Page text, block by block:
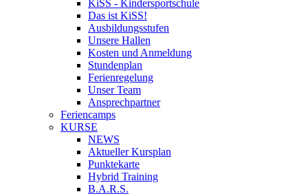
KiSS - Kindersportschule
Das ist KiSS!
Ausbildungsstufen
Unsere Hallen
Kosten und Anmeldung
Stundenplan
Ferienregelung
Unser Team
Ansprechpartner
Feriencamps
KURSE
NEWS
Aktueller Kursplan
Punktekarte
Hybrid Training
B.A.R.S.